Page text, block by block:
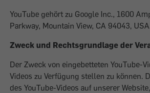
YouTube gehört zu Google Inc., 1600
Parkway, Mountain View, CA 94043,
Zweck und Rechtsgrundlage der
Der Zweck von eingebetteten YouTube-
Videos zu Verfügung stellen zu können.
des YouTube-Videos auf unserer